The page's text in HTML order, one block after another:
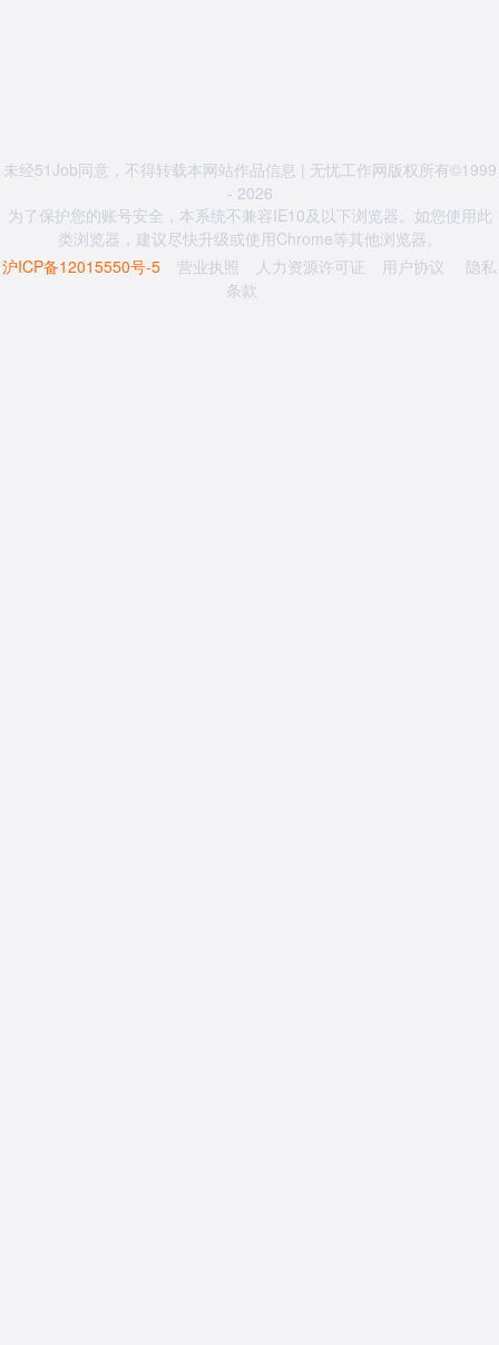
未经51Job同意，不得转载本网站作品信息 | 无忧工作网版权所有©1999
- 2026
为了保护您的账号安全，本系统不兼容IE10及以下浏览器。如您使用此
类浏览器，建议尽快升级或使用Chrome等其他浏览器。
沪ICP备12015550号-5
营业执照 人力资源许可证 用户协议
隐私
条款